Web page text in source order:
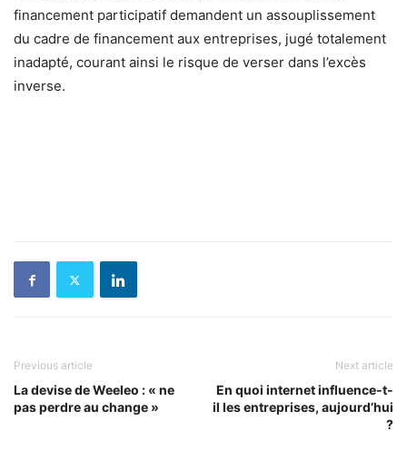
financement participatif demandent un assouplissement
du cadre de financement aux entreprises, jugé totalement
inadapté, courant ainsi le risque de verser dans l’excès
inverse.
Previous article
La devise de Weeleo : « ne
pas perdre au change »
Next article
En quoi internet influence-t-
il les entreprises, aujourd’hui
?